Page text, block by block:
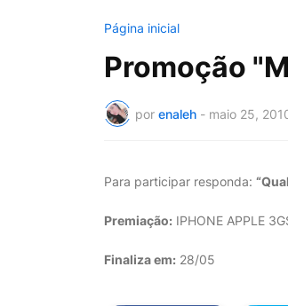
Página inicial
Promoção
por enaleh - maio 25,
Para participar responda:
Premiação: IPHONE APPLE
Finaliza em: 28/05